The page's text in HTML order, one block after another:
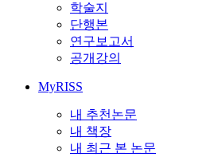
학술지
단행본
연구보고서
공개강의
MyRISS
내 추천논문
내 책장
내 최근 본 논문